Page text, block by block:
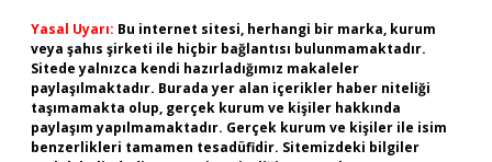
Yasal Uyarı: Bu internet sitesi, herhangi bir marka, kurum
veya şahıs şirketi ile hiçbir bağlantısı bulunmamaktadır.
Sitede yalnızca kendi hazırladığımız makaleler
paylaşılmaktadır. Burada yer alan içerikler haber niteliği
taşımamakta olup, gerçek kurum ve kişiler hakkında
paylaşım yapılmamaktadır. Gerçek kurum ve kişiler ile isim
benzerlikleri tamamen tesadüfidir. Sitemizdeki bilgiler